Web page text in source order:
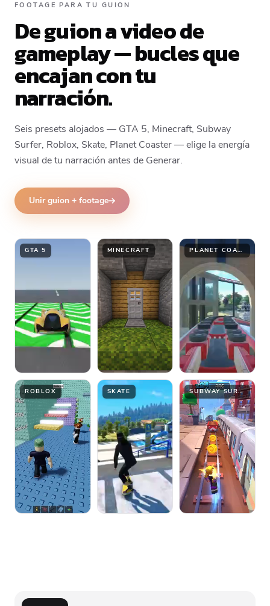
Middle
FOOTAGE PARA TU GUION
De guion a video de
gameplay — bucles que
encajan con tu
narración.
Seis presets alojados — GTA 5, Minecraft, Subway
Surfer, Roblox, Skate, Planet Coaster — elige la energía
visual de tu narración antes de Generar.
Unir guion + footage
GTA 5 MINECRAFT PLANET COASTER
ROBLOX SKATE SUBWAY SURFER